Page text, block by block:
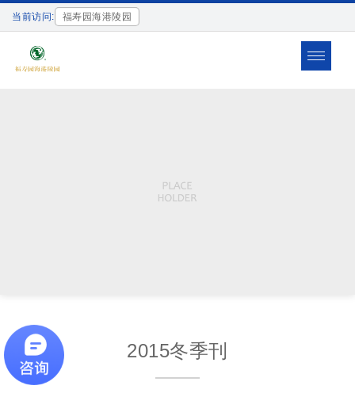
当前访问: 福寿园海港陵园
Toggle
2015冬季刊